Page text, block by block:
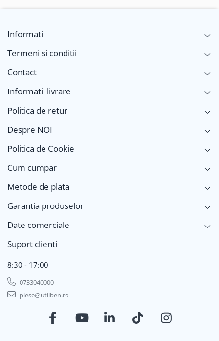
Informatii
Termeni si conditii
Contact
Informatii livrare
Politica de retur
Despre NOI
Politica de Cookie
Cum cumpar
Metode de plata
Garantia produselor
Date comerciale
Suport clienti
8:30 - 17:00
0733040000
piese@utilben.ro